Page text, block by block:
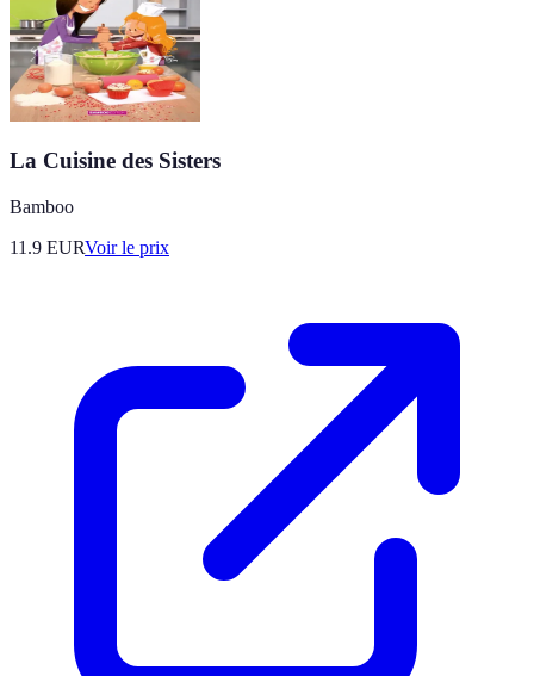
La Cuisine des Sisters
Bamboo
11.9 EURVoir le prix